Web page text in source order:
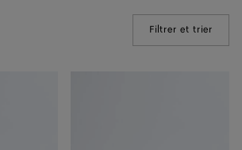
Filtrer et trier